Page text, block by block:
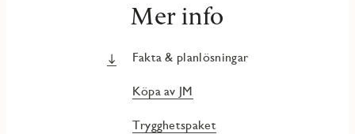
Mer info
Fakta & planlösningar
Köpa av JM
Trygghetspaket